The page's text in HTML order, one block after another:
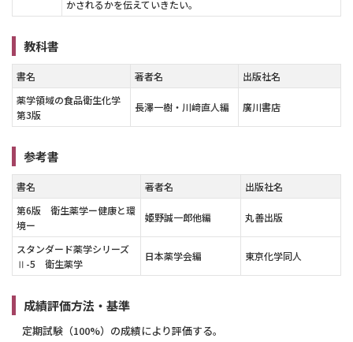
かされるかを伝えていきたい。
教科書
書名 著者名
出版社名
薬学領域の食品衛生化学
第3版
長澤一樹・川﨑直人編 廣川書店
参考書
書名 著者名
出版社名
第6版 衛生薬学ー健康と環
境ー
姫野誠一郎他編 丸善出版
スタンダード薬学シリーズ
Ⅱ-5 衛生薬学
日本薬学会編 東京化学同人
成績評価方法・基準
定期試験（100%）の成績により評価する。